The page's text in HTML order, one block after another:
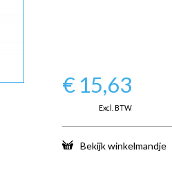
€ 15,63
Excl. BTW
Bekijk winkelmandje